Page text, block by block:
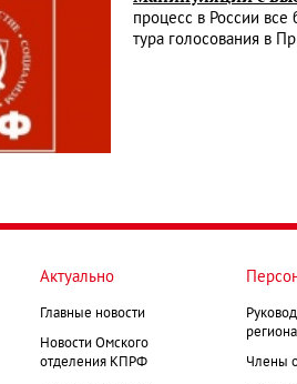
процесс в России
тура голосования в
Актуально
Главные новости
Новости Омского
отделения КПРФ
Члены